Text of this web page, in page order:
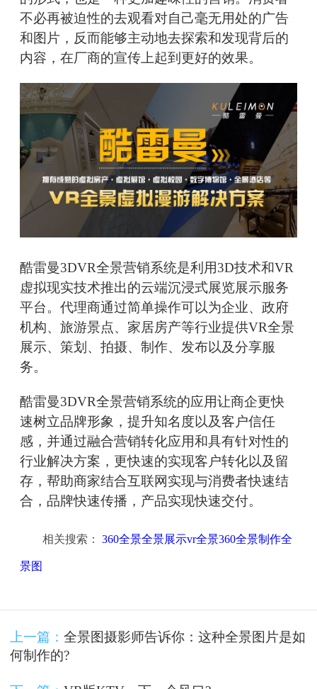
不必再被迫性的去观看对自己毫无用处的广告
和图片，反而能够主动地去探索和发现背后的
内容，在厂商的宣传上起到更好的效果。
酷雷曼3DVR全景营销系统是利用3D技术和VR
虚拟现实技术推出的云端沉浸式展览展示服务
平台。代理商通过简单操作可以为企业、政府
机构、旅游景点、家居房产等行业提供VR全景
展示、策划、拍摄、制作、发布以及分享服
务。
酷雷曼3DVR全景营销系统的应用让商企更快
速树立品牌形象，提升知名度以及客户信任
感，并通过融合营销转化应用和具有针对性的
行业解决方案，更快速的实现客户转化以及留
存，帮助商家结合互联网实现与消费者快速结
合，品牌快速传播，产品实现快速交付。
相关搜索： 360全景全景展示vr全景360全景制作全
景图
上一篇： 全景图摄影师告诉你：这种全景图片是如
何制作的?